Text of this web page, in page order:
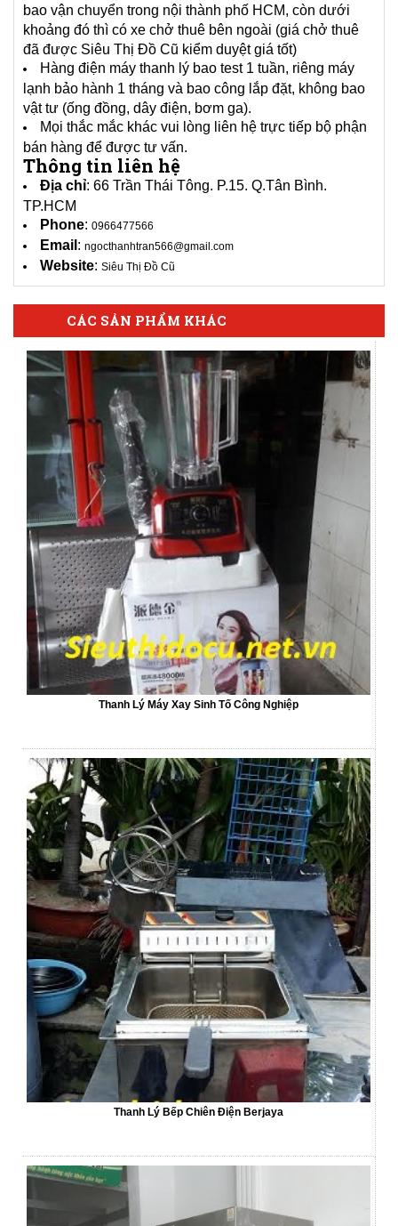
bao vận chuyển trong nội thành phố HCM, còn dưới
khoảng đó thì có xe chở thuê bên ngoài (giá chở thuê
đã được Siêu Thị Đồ Cũ kiểm duyệt giá tốt)
Hàng điện máy thanh lý bao test 1 tuần, riêng máy
lạnh bảo hành 1 tháng và bao công lắp đặt, không bao
vật tư (ống đồng, dây điện, bơm ga).
Mọi thắc mắc khác vui lòng liên hệ trực tiếp bộ phận
bán hàng để được tư vấn.
Thông tin liên hệ
Địa chỉ: 66 Trần Thái Tông. P.15. Q.Tân Bình.
TP.HCM
Phone: 0966477566
Email : ngocthanhtran566@gmail.com
Website: Siêu Thị Đồ Cũ
CÁC SẢN PHẨM KHÁC
Thanh Lý Máy Xay Sinh Tố Công Nghiệp
Thanh Lý Bếp Chiên Điện Berjaya